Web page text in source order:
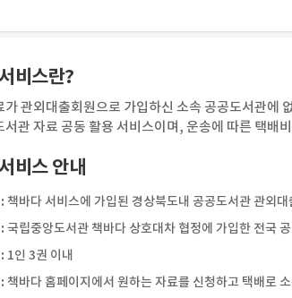
비스란?
가 관외대출회원으로 가입하신 소속 공공도서관에
서관 자료 공동 활용 서비스이며, 운송에 따른 택배
비스 안내
책바다 서비스에 가입된 경상북도내 공공도서관 관외대
국립중앙도서관 책바다 상호대차 협정에 가입한 전국
1인 3권 이내
책바다 홈페이지에서 원하는 자료를 신청하고 택배로